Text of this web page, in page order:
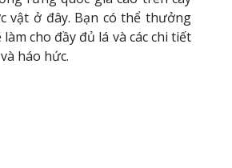
vật ở đây. Bạn có thể thưởng
cho đầy đủ lá và các chi tiết
háo hức.